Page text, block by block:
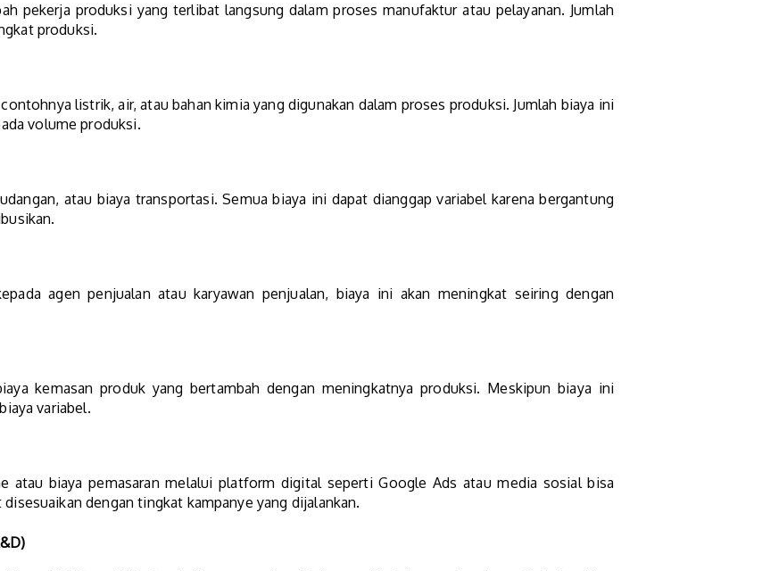
pekerja produksi yang terlibat langsung dalam proses manufaktur atau pelayanan. Jumlah
produksi.
listrik, air, atau bahan kimia yang digunakan dalam proses produksi. Jumlah biaya ini
volume produksi.
atau biaya transportasi. Semua biaya ini dapat dianggap variabel karena bergantung
agen penjualan atau karyawan penjualan, biaya ini akan meningkat seiring dengan
kemasan produk yang bertambah dengan meningkatnya produksi. Meskipun biaya ini
variabel.
atau biaya pemasaran melalui platform digital seperti Google Ads atau media sosial bisa
dengan tingkat kampanye yang dijalankan.